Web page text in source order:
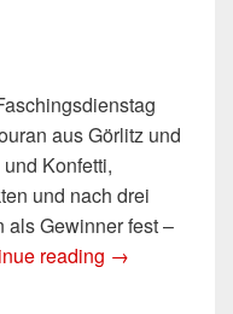
aus Görlitz und
Konfetti,
und nach drei
als Gewinner fest –
reading →